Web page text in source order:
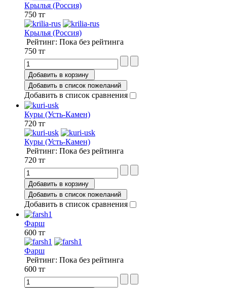
Крылья (Россия)
750 тг
Крылья (Россия)
Рейтинг: Пока без рейтинга
750 тг
Добавить в корзину
Добавить в список пожеланий
Добавить в список сравнения
Куры (Усть-Камен)
720 тг
Куры (Усть-Камен)
Рейтинг: Пока без рейтинга
720 тг
Добавить в корзину
Добавить в список пожеланий
Добавить в список сравнения
Фарш
600 тг
Фарш
Рейтинг: Пока без рейтинга
600 тг